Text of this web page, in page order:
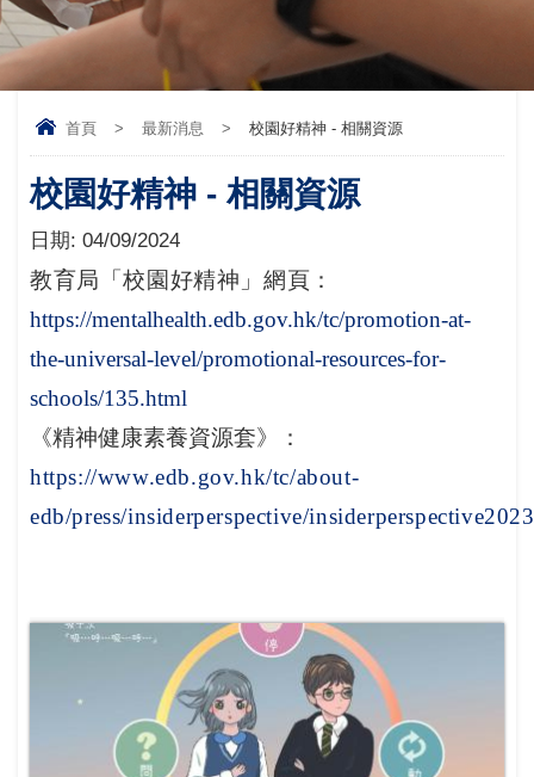
首頁 > 最新消息 > 校園好精神 - 相關資源
校園好精神 - 相關資源
日期: 04/09/2024
教育局「校園好精神」網頁：
https://mentalhealth.edb.gov.hk/tc/promotion-at-
the-universal-level/promotional-resources-for-
schools/135.html
《精神健康素養資源套》
：
https://www.edb.gov.hk/tc/about-
edb/press/insiderperspective/